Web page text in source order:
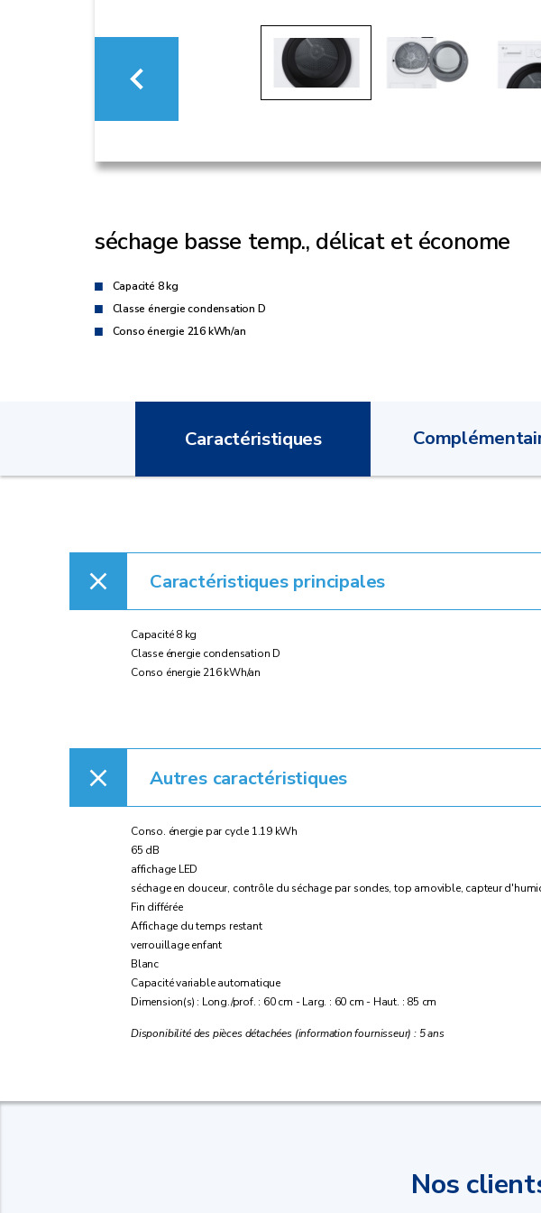
séchage basse temp., délicat et économe
Capacité 8 kg
Classe énergie condensation D
Conso énergie 216 kWh/an
Caractéristiques
Caractéristiques principales
Capacité 8 kg
Classe énergie condensation D
Conso énergie 216 kWh/an
Autres caractéristiques
Conso. énergie par cycle 1.19 kWh
65 dB
affichage LED
séchage en douceur, contrôle du séchage par sondes, top amovible, capteur
Fin différée
Affichage du temps restant
verrouillage enfant
Blanc
Capacité variable automatique
Dimension(s) : Long./prof. : 60 cm - Larg. : 60 cm - Haut. : 85 cm
Disponibilité des pièces détachées (information fournisseur) : 5 ans
Nos